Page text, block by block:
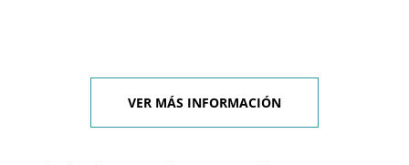
VER MÁS INFORMACIÓN